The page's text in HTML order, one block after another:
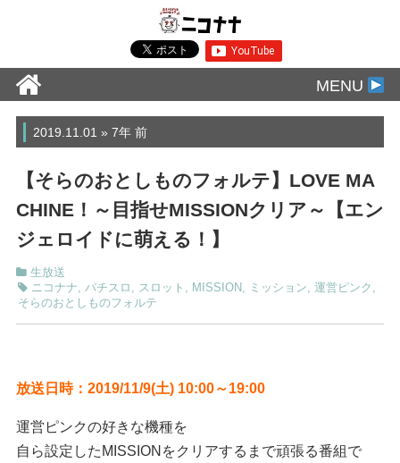
MENU
2019.11.01 » 7年 前
【そらのおとしものフォルテ】LOVE MA
CHINE！～目指せMISSIONクリア～【エン
ジェロイドに萌える！】
生放送
ニコナナ
パチスロ スロット MISSION ミッション 運営ピンク
そらのおとしものフォルテ
放送日時：2019/11/9(土) 10:00～19:00
運営ピンクの好きな機種を
自ら設定したMISSIONをクリアするまで頑張る番組で